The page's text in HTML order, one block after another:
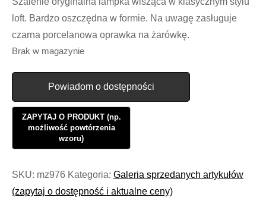
loft. Bardzo oszczędna w formie. Na uwagę zasługuje
czarna porcelanowa oprawka na żarówkę.
Brak w magazynie
Powiadom o dostępności
SKU: mz976 Kategoria: Galeria sprzedanych artykułów
(zapytaj o dostępność i aktualne ceny)